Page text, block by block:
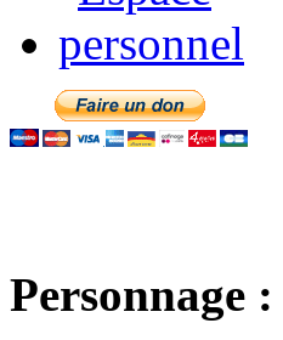
Personnage :